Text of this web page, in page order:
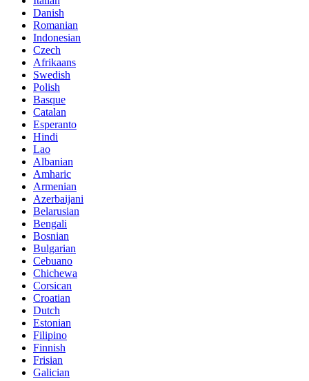
Danish
Romanian
Indonesian
Czech
Afrikaans
Swedish
Polish
Basque
Catalan
Esperanto
Hindi
Lao
Albanian
Amharic
Armenian
Azerbaijani
Belarusian
Bengali
Bosnian
Bulgarian
Cebuano
Chichewa
Corsican
Croatian
Dutch
Estonian
Filipino
Finnish
Frisian
Galician